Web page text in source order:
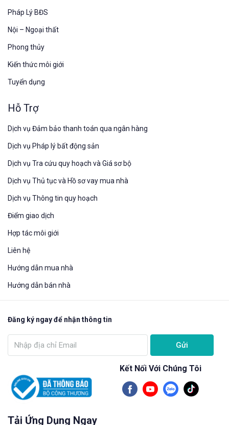
Pháp Lý BĐS
Nội – Ngoại thất
Phong thủy
Kiến thức môi giới
Tuyển dụng
Hỗ Trợ
Dịch vụ Đảm bảo thanh toán qua ngân hàng
Dịch vụ Pháp lý bất động sản
Dịch vụ Tra cứu quy hoạch và Giá sơ bộ
Dịch vụ Thủ tục và Hồ sơ vay mua nhà
Dịch vụ Thông tin quy hoạch
Điểm giao dịch
Hợp tác môi giới
Liên hệ
Hướng dẫn mua nhà​
Hướng dẫn bán nhà
Đăng ký ngay để nhận thông tin
Gửi
Kết Nối Với Chúng Tôi
Tải Ứng Dụng Ngay